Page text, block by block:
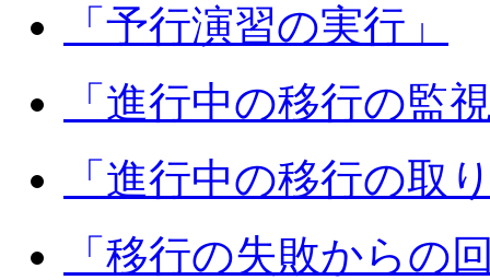
「予行演習の実行」
「進行中の移行の監
「進行中の移行の取
「移行の失敗からの